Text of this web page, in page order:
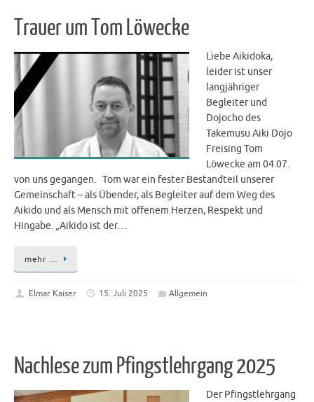
Trauer um Tom Löwecke
Liebe Aikidoka,
leider ist unser
langjähriger
Begleiter und
Dojocho des
Takemusu Aiki Dojo
Freising Tom
Löwecke am 04.07.
von uns gegangen. Tom war ein fester Bestandteil unserer
Gemeinschaft – als Übender, als Begleiter auf dem Weg des
Aikido und als Mensch mit offenem Herzen, Respekt und
Hingabe. „Aikido ist der…
mehr …
Elmar Kaiser 15. Juli 2025 Allgemein
Nachlese zum Pfingstlehrgang 2025
Der Pfingstlehrgang